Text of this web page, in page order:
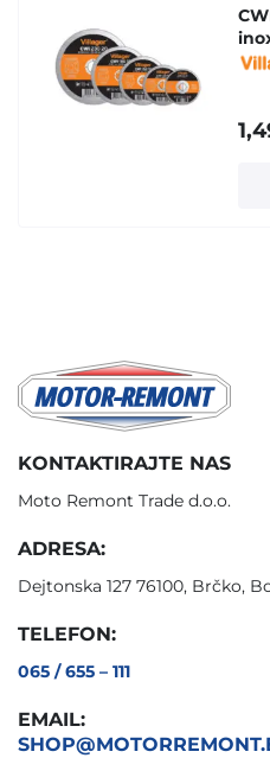
KONTAKTIRAJTE NAS
Moto Remont Trade d.o.o.
ADRESA:
Dejtonska 127 76100, Brčko,
TELEFON:
065 / 655 – 111
EMAIL: